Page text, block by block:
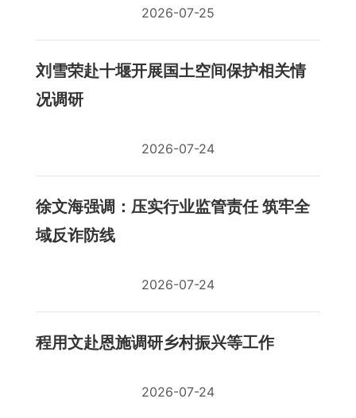
2026-07-25
刘雪荣赴十堰开展国土空间保护相关情
况调研
2026-07-24
徐文海强调：压实行业监管责任 筑牢全
域反诈防线
2026-07-24
程用文赴恩施调研乡村振兴等工作
2026-07-24